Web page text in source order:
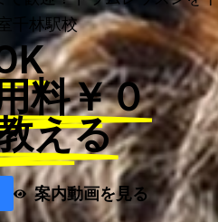
千林駅校
料￥０
える
案内動画を見る